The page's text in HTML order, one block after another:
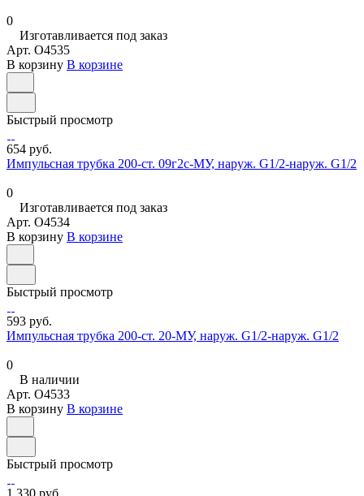
0
Изготавливается под заказ
Арт. O4535
В корзину В корзине
Быстрый просмотр
654 руб.
Импульсная трубка 200-ст. 09г2с-МУ, наруж. G1/2-наруж. G1/2
0
Изготавливается под заказ
Арт. O4534
В корзину В корзине
Быстрый просмотр
593 руб.
Импульсная трубка 200-ст. 20-МУ, наруж. G1/2-наруж. G1/2
0
В наличии
Арт. O4533
В корзину В корзине
Быстрый просмотр